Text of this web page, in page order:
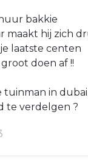
bakkie
maakt hij zich
laatste centen
doen af !!
tuinman in dubai
te verdelgen ?